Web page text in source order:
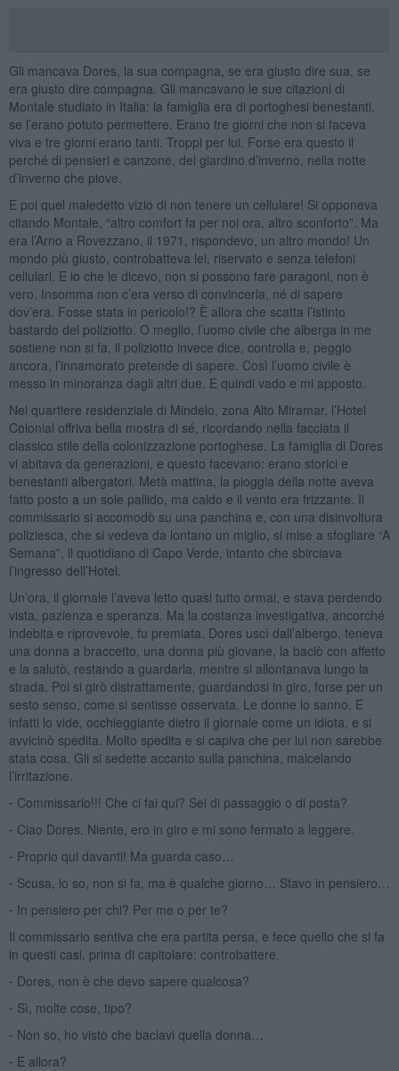
Gli mancava Dores, la sua compagna, se era giusto dire sua, se
era giusto dire compagna. Gli mancavano le sue citazioni di
Montale studiato in Italia: la famiglia era di portoghesi benestanti,
se l’erano potuto permettere. Erano tre giorni che non si faceva
viva e tre giorni erano tanti. Troppi per lui. Forse era questo il
perché di pensieri e canzone, del giardino d’inverno, nella notte
d’inverno che piove.
E poi quel maledetto vizio di non tenere un cellulare! Si opponeva
citando Montale, “altro comfort fa per noi ora, altro sconforto”. Ma
era l’Arno a Rovezzano, il 1971, rispondevo, un altro mondo! Un
mondo più giusto, controbatteva lei, riservato e senza telefoni
cellulari. E io che le dicevo, non si possono fare paragoni, non è
vero. Insomma non c’era verso di convincerla, né di sapere
dov’era. Fosse stata in pericolo!? È allora che scatta l’istinto
bastardo del poliziotto. O meglio, l’uomo civile che alberga in me
sostiene non si fa, il poliziotto invece dice, controlla e, peggio
ancora, l’innamorato pretende di sapere. Così l’uomo civile è
messo in minoranza dagli altri due. E quindi vado e mi apposto.
Nel quartiere residenziale di Mindelo, zona Alto Miramar, l’Hotel
Colonial offriva bella mostra di sé, ricordando nella facciata il
classico stile della colonizzazione portoghese. La famiglia di Dores
vi abitava da generazioni, e questo facevano: erano storici e
benestanti albergatori. Metà mattina, la pioggia della notte aveva
fatto posto a un sole pallido, ma caldo e il vento era frizzante. Il
commissario si accomodò su una panchina e, con una disinvoltura
poliziesca, che si vedeva da lontano un miglio, si mise a sfogliare “A
Semana”, il quotidiano di Capo Verde, intanto che sbirciava
l’ingresso dell’Hotel.
Un’ora, il giornale l’aveva letto quasi tutto ormai, e stava perdendo
vista, pazienza e speranza. Ma la costanza investigativa, ancorché
indebita e riprovevole, fu premiata. Dores uscì dall’albergo, teneva
una donna a braccetto, una donna più giovane, la baciò con affetto
e la salutò, restando a guardarla, mentre si allontanava lungo la
strada. Poi si girò distrattamente, guardandosi in giro, forse per un
sesto senso, come si sentisse osservata. Le donne lo sanno. E
infatti lo vide, occhieggiante dietro il giornale come un idiota, e si
avvicinò spedita. Molto spedita e si capiva che per lui non sarebbe
stata cosa. Gli si sedette accanto sulla panchina, malcelando
l’irritazione.
⁃ Commissario!!! Che ci fai qui? Sei di passaggio o di posta?
⁃ Ciao Dores. Niente, ero in giro e mi sono fermato a leggere.
⁃ Proprio qui davanti! Ma guarda caso…
⁃ Scusa, lo so, non si fa, ma è qualche giorno… Stavo in pensiero…
⁃ In pensiero per chi? Per me o per te?
Il commissario sentiva che era partita persa, e fece quello che si fa
in questi casi, prima di capitolare: controbattere.
⁃ Dores, non è che devo sapere qualcosa?
⁃ Sì, molte cose, tipo?
⁃ Non so, ho visto che baciavi quella donna…
⁃ E allora?